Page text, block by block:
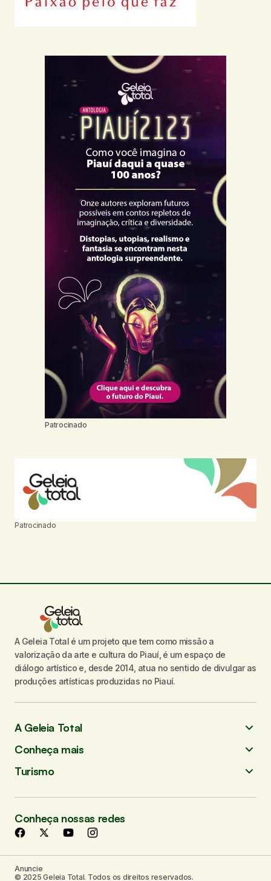
Patrocinado
Patrocinado
A Geleia Total é um projeto que tem como missão a
valorização da arte e cultura do Piauí, é um espaço de
diálogo artístico e, desde 2014, atua no sentido de divulgar as
produções artísticas produzidas no Piauí.
A Geleia Total
Conheça mais
Turismo
Conheça nossas redes
Anuncie
© 2025 Geleia Total. Todos os direitos reservados.